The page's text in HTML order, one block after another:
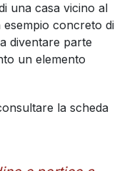
una casa vicino al
concreto di
diventare parte
un elemento
la scheda